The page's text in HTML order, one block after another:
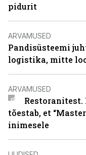
pidurit
ARVAMUSED
Pandisüsteemi
logistika, mitte
ARVAMUSED
tõestab, et
inimesele